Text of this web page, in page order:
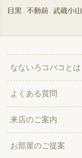
目黒 不動前 武蔵小山
なないろコバコとは
よくある質問
来店のご案内
お部屋のご提案